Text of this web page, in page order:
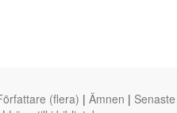
(flera) | Ämnen | Senaste